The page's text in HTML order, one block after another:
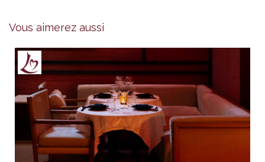
Vous aimerez aussi